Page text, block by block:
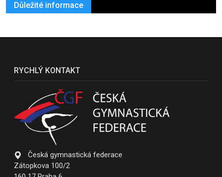
Důležité informace
RYCHLÝ KONTAKT
Česká gymnastická federace
Zátopkova 100/2